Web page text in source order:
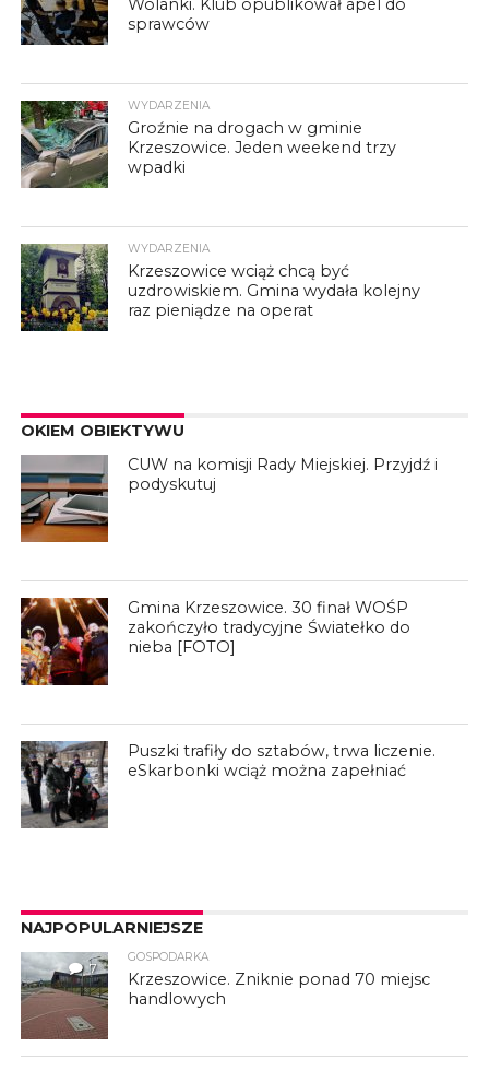
Wolanki. Klub opublikował apel do
sprawców
WYDARZENIA
Groźnie na drogach w gminie
Krzeszowice. Jeden weekend trzy
wpadki
WYDARZENIA
Krzeszowice wciąż chcą być
uzdrowiskiem. Gmina wydała kolejny
raz pieniądze na operat
OKIEM OBIEKTYWU
CUW na komisji Rady Miejskiej. Przyjdź i
podyskutuj
Gmina Krzeszowice. 30 finał WOŚP
zakończyło tradycyjne Światełko do
nieba [FOTO]
Puszki trafiły do sztabów, trwa liczenie.
eSkarbonki wciąż można zapełniać
NAJPOPULARNIEJSZE
7
GOSPODARKA
Krzeszowice. Zniknie ponad 70 miejsc
handlowych